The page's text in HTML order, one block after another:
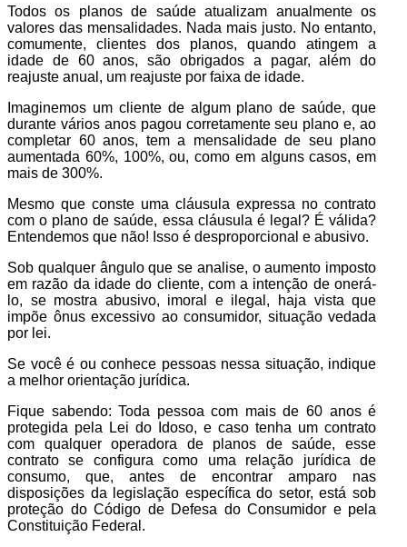
Todos os planos de saúde atualizam anualmente os
valores das mensalidades. Nada mais justo. No entanto,
comumente, clientes dos planos, quando atingem a
idade de 60 anos, são obrigados a pagar, além do
reajuste anual, um reajuste por faixa de idade.
Imaginemos um cliente de algum plano de saúde, que
durante vários anos pagou corretamente seu plano e, ao
completar 60 anos, tem a mensalidade de seu plano
aumentada 60%, 100%, ou, como em alguns casos, em
mais de 300%.
Mesmo que conste uma cláusula expressa no contrato
com o plano de saúde, essa cláusula é legal? É válida?
Entendemos que não! Isso é desproporcional e abusivo.
Sob qualquer ângulo que se analise, o aumento imposto
em razão da idade do cliente, com a intenção de onerá-
lo, se mostra abusivo, imoral e ilegal, haja vista que
impõe ônus excessivo ao consumidor, situação vedada
por lei.
Se você é ou conhece pessoas nessa situação, indique
a melhor orientação jurídica.
Fique sabendo: Toda pessoa com mais de 60 anos é
protegida pela Lei do Idoso, e caso tenha um contrato
com qualquer operadora de planos de saúde, esse
contrato se configura como uma relação jurídica de
consumo, que, antes de encontrar amparo nas
disposições da legislação específica do setor, está sob
proteção do Código de Defesa do Consumidor e pela
Constituição Federal.